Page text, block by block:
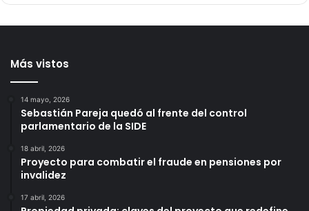
Más vistos
14 mayo, 2026
Sebastián Pareja quedó al frente del control
parlamentario de la SIDE
18 abril, 2026
Proyecto para combatir el fraude en pensiones por
invalidez
17 abril, 2026